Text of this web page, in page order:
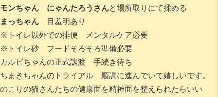
モンちゃん にゃんたろうさんと場所取りにて揉める
まっちゃん
目羞明あり
※トイレ以外での排便 メンタルケア必要
※トイレ砂 フードそろそろ準備必要
カルビちゃんの正式譲渡 手続き待ち
ちまきちゃんのトライアル 順調に進んでいて嬉しいです。
のこりの猫さんたちの健康面を精神面を整えられたらいい